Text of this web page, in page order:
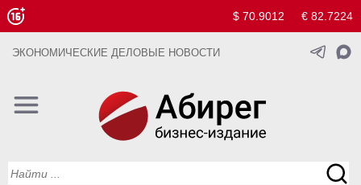
$ 70.9012 € 82.7224
ЭКОНОМИЧЕСКИЕ ДЕЛОВЫЕ НОВОСТИ